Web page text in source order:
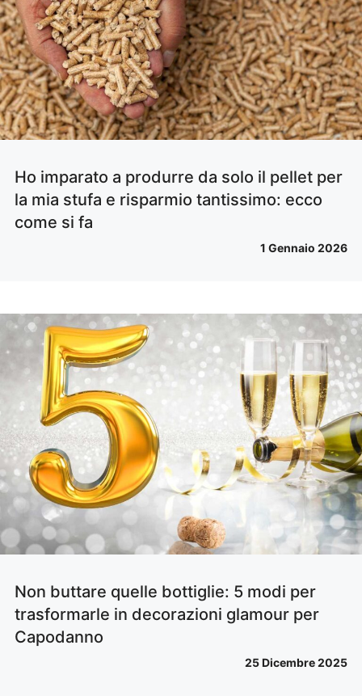
Ho imparato a produrre da solo il pellet per
la mia stufa e risparmio tantissimo: ecco
come si fa
1 Gennaio 2026
Non buttare quelle bottiglie: 5 modi per
trasformarle in decorazioni glamour per
Capodanno
25 Dicembre 2025